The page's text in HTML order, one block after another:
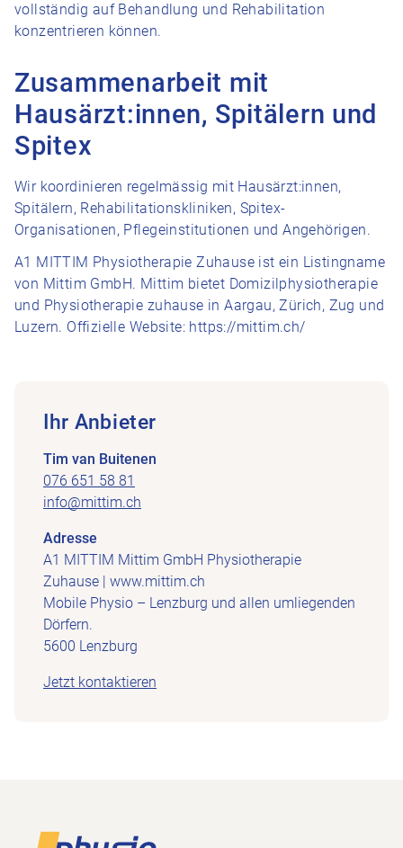
vollständig auf Behandlung und Rehabilitation
konzentrieren können.
Zusammenarbeit mit
Hausärzt:innen, Spitälern und
Spitex
Wir koordinieren regelmässig mit Hausärzt:innen,
Spitälern, Rehabilitationskliniken, Spitex-
Organisationen, Pflegeinstitutionen und Angehörigen.
A1 MITTIM Physiotherapie Zuhause ist ein Listingname
von Mittim GmbH. Mittim bietet Domizilphysiotherapie
und Physiotherapie zuhause in Aargau, Zürich, Zug und
Luzern. Offizielle Website: https://mittim.ch/
Ihr Anbieter
Tim van Buitenen
076 651 58 81
info@mittim.ch
Adresse
A1 MITTIM Mittim GmbH Physiotherapie
Zuhause | www.mittim.ch
Mobile Physio – Lenzburg und allen umliegenden
Dörfern.
5600 Lenzburg
Jetzt kontaktieren
Footer